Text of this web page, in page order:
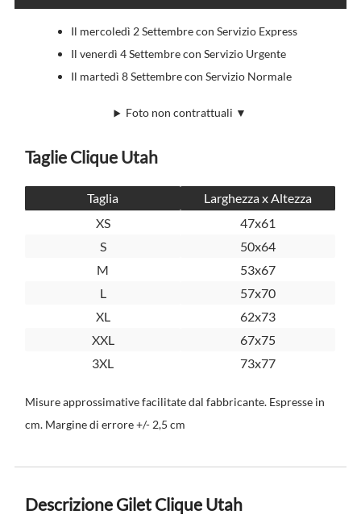
Il mercoledì 2 Settembre con Servizio Express
Il venerdì 4 Settembre con Servizio Urgente
Il martedì 8 Settembre con Servizio Normale
Foto non contrattuali ▼
Taglie Clique Utah
Taglia
Larghezza x Altezza
XS
47x61
S
50x64
M
53x67
L
57x70
XL
62x73
XXL
67x75
3XL
73x77
Misure approssimative facilitate dal fabbricante. Espresse in
cm. Margine di errore +/- 2,5 cm
Descrizione Gilet Clique Utah